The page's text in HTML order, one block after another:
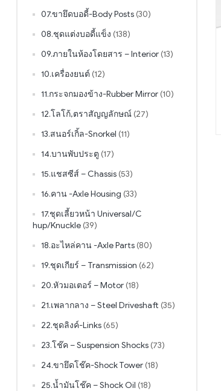
07.ขายึดบอดี้-Body Posts (30)
08.ชุดแต่งบอดี้แข็ง (138)
09.ภายในห้องโดยสาร – Interior (13)
10.เครื่องยนต์ (12)
11.กระจกมองข้าง-Rubber Mirror (10)
12.โลโก้,ตราสัญญลักษณ์ (27)
13.สนอร์เกิ้ล-Snorkel (11)
14.บานพับประตู (17)
15.แชสซีส์ – Chassis (53)
16.คาน -Axle Housing (33)
17.ชุดเลี้ยวหน้า Universal/C
hup/Knuckle (39)
18.อะไหล่คาน -Axle Parts (80)
19.ชุดเกียร์ – Transmission (62)
20.หัวมอเตอร์ – Motor (18)
21.เพลากลาง – Steel Driveshaft (35)
22.ชุดลิงค์-Links (65)
23.โช๊ค – Suspension Shocks (73)
24.ขายึดโช๊ค-Shock Tower (18)
25.น้ำมันโช๊ค – Shock Oil (18)